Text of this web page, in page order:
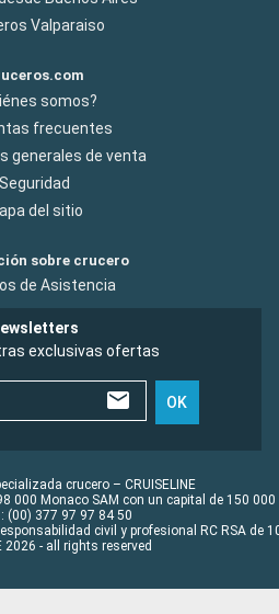
Valparaiso
somos?
frecuentes
generales de venta
Seguridad
del sitio
sobre crucero
de Asistencia
exclusivas ofertas
OK
crucero – CRUISELINE
000 Monaco SAM con un capital de 150 000
(00) 377 97 97 84 50
civil y profesional RC RSA de
2026 - all rights reserved